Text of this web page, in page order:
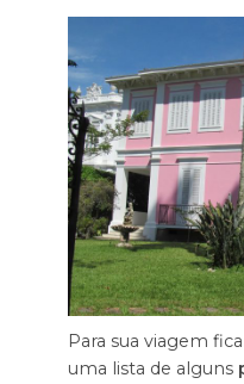
Para sua viagem
uma lista de alguns